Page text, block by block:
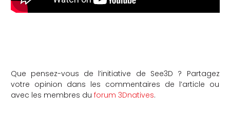
Que pensez-vous de l’initiative de See3D ? Partagez
votre opinion dans les commentaires de l’article ou
avec les membres du forum 3Dnatives.